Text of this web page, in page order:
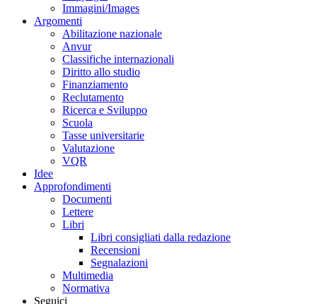
Immagini/Images
Argomenti
Abilitazione nazionale
Anvur
Classifiche internazionali
Diritto allo studio
Finanziamento
Reclutamento
Ricerca e Sviluppo
Scuola
Tasse universitarie
Valutazione
VQR
Idee
Approfondimenti
Documenti
Lettere
Libri
Libri consigliati dalla redazione
Recensioni
Segnalazioni
Multimedia
Normativa
Seguici